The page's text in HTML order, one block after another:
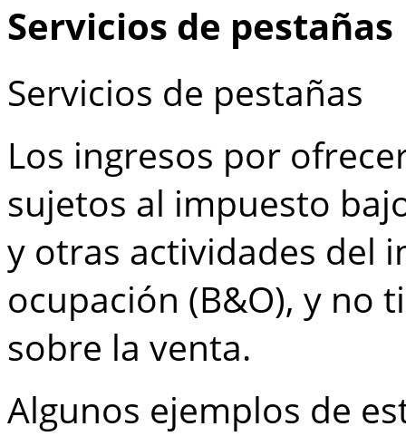
Servicios de pestañas
Servicios de pestañas
Los ingresos por
sujetos al impuesto
y otras actividades del
ocupación (B&O), y no
sobre la venta.
Algunos ejemplos de